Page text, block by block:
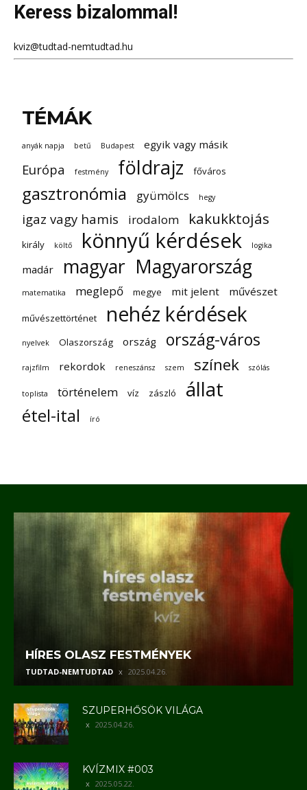
Keress bizalommal!
kviz@tudtad-nemtudtad.hu
TÉMÁK
anyák napja betű Budapest egyik vagy másik
Európa festmény földrajz főváros
gasztronómia gyümölcs hegy
igaz vagy hamis irodalom kakukktojás
király költő könnyű kérdések logika
madár magyar Magyarország
matematika meglepő megye mit jelent művészet
művészettörténet nehéz kérdések
nyelvek Olaszország ország ország-város
rajzfilm rekordok reneszánsz szem színek szólás
toplista történelem víz zászló állat
étel-ital író
HÍRES OLASZ FESTMÉNYEK
TUDTAD-NEMTUDTAD 2025.04.26.
SZUPERHŐSÖK VILÁGA
2025.04.26.
KVÍZMIX #003
2025.05.22.